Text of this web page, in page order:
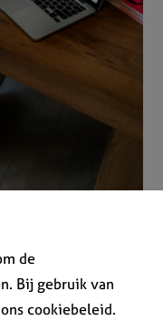
de
Bij gebruik van
cookiebeleid.